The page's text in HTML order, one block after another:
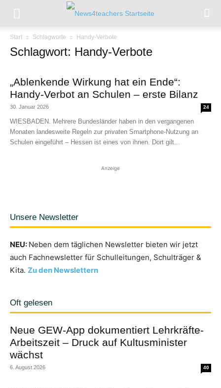
Start Schlagworte Handy-Verbote
Schlagwort: Handy-Verbote
„Ablenkende Wirkung hat ein Ende“:
Handy-Verbot an Schulen – erste Bilanz
30. Januar 2026 24
WIESBADEN. Mehrere Bundesländer haben in den vergangenen
Monaten landesweite Regeln zur privaten Smartphone-Nutzung an
Schulen eingeführt – Hessen ist eines von ihnen. Dort gilt...
Anzeige
Unsere Newsletter
NEU: Neben dem täglichen Newsletter bieten wir jetzt
auch Fachnewsletter für Schulleitungen, Schulträger &
Kita. Zu den Newslettern
Oft gelesen
Neue GEW-App dokumentiert Lehrkräfte-
Arbeitszeit – Druck auf Kultusminister
wächst
6. August 2026 40